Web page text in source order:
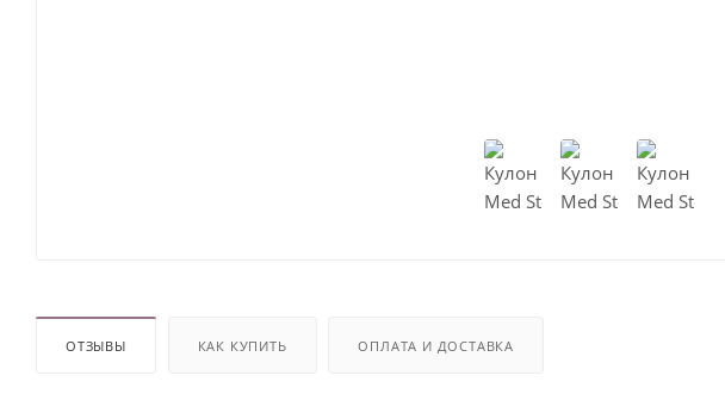
ОТЗЫВЫ КАК КУПИТЬ ОПЛАТА И ДОСТАВКА